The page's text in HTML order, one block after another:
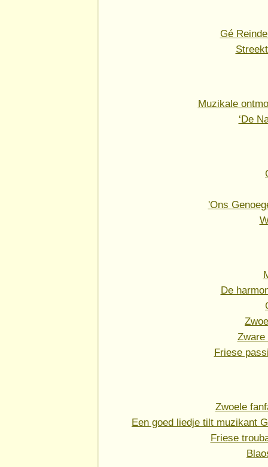
Gé
Muzikale
‘De
'Ons
De
Zware
Friese
Zwoele
Een goed liedje tilt muzikant
Friese